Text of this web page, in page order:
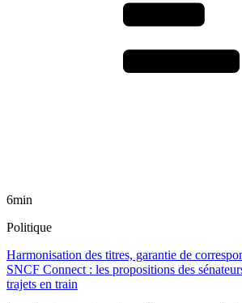
6min
Politique
Harmonisation des titres, garantie de
SNCF Connect : les propositions des
trajets en train